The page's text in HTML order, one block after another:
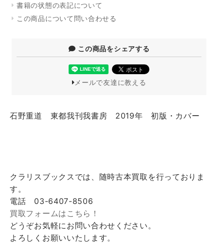
書籍の状態の表記について
この商品について問い合わせる
この商品をシェアする
メールで友達に教える
石野重道 東都我刊我書房 2019年 初版・カバー
クラリスブックスでは、随時古本買取を行っておりま
す。
電話 03-6407-8506
買取フォームはこちら！
どうぞお気軽にお問い合わせください。
よろしくお願いいたします。